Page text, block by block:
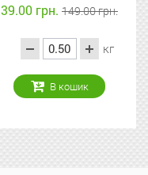
39.00 грн. 149.00 грн.
кг
В кошик